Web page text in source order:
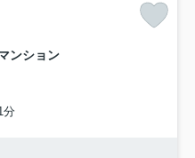
ンション
分